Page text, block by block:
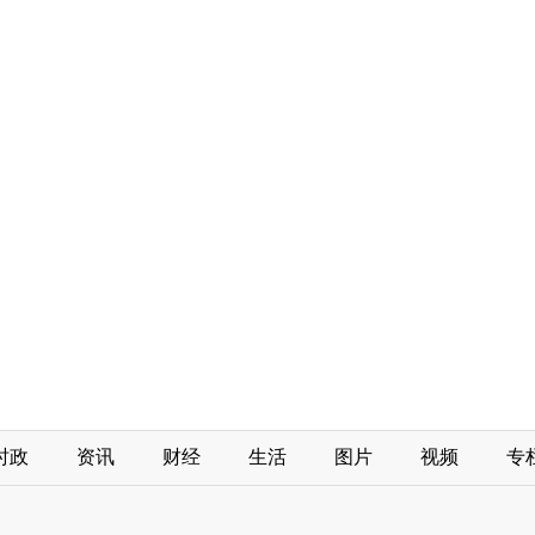
政 资讯 财经 生活 图片 视频 专